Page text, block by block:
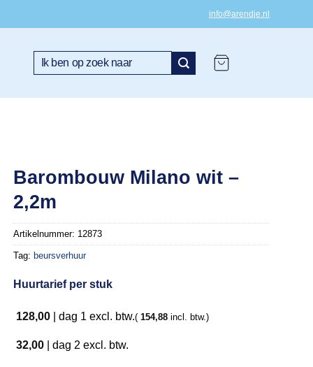
info@arendje.nl
Zoeken
Barombouw Milano wit –
2,2m
Artikelnummer: 12873
Tag: beursverhuur
Huurtarief per stuk
128,00 |dag 1 excl. btw.( 154,88 incl. btw.)
32,00 |dag 2 excl. btw.